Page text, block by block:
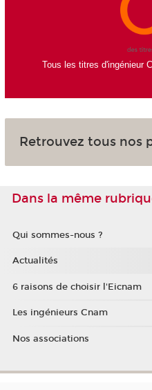
Tous les titres d'ingénieur
Retrouvez tous nos
Dans la même
Qui sommes-nous ?
Actualités
6 raisons de choisir l'Eicnam
Les ingénieurs Cnam
Nos associations